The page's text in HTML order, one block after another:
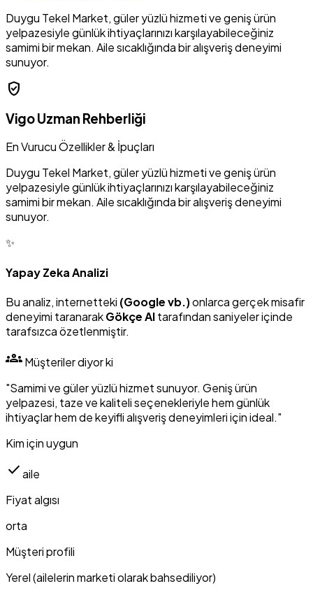
Duygu Tekel Market, güler yüzlü hizmeti ve geniş ürün
yelpazesiyle günlük ihtiyaçlarınızı karşılayabileceğiniz
samimi bir mekan. Aile sıcaklığında bir alışveriş deneyimi
sunuyor.
verified_user
Vigo Uzman Rehberliği
En Vurucu Özellikler & İpuçları
Duygu Tekel Market, güler yüzlü hizmeti ve geniş ürün
yelpazesiyle günlük ihtiyaçlarınızı karşılayabileceğiniz
samimi bir mekan. Aile sıcaklığında bir alışveriş deneyimi
sunuyor.
✨
Yapay Zeka Analizi
Bu analiz, internetteki (Google vb.)onlarca gerçek misafir
deneyimi taranarakGökçe AItarafından saniyeler içinde
tarafsızca özetlenmiştir.
groupsMüşteriler diyor ki
"Samimi ve güler yüzlü hizmet sunuyor. Geniş ürün
yelpazesi, taze ve kaliteli seçenekleriyle hem günlük
ihtiyaçlar hem de keyifli alışveriş deneyimleri için ideal."
Kim için uygun
checkaile
Fiyat algısı
orta
Müşteri profili
Yerel (ailelerin marketi olarak bahsediliyor)